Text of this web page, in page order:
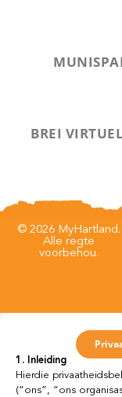
BREI
© 2026 MyHartland.
Alle regte
voorbehou.
1. Inleiding
Hierdie
(“ons”, “ons